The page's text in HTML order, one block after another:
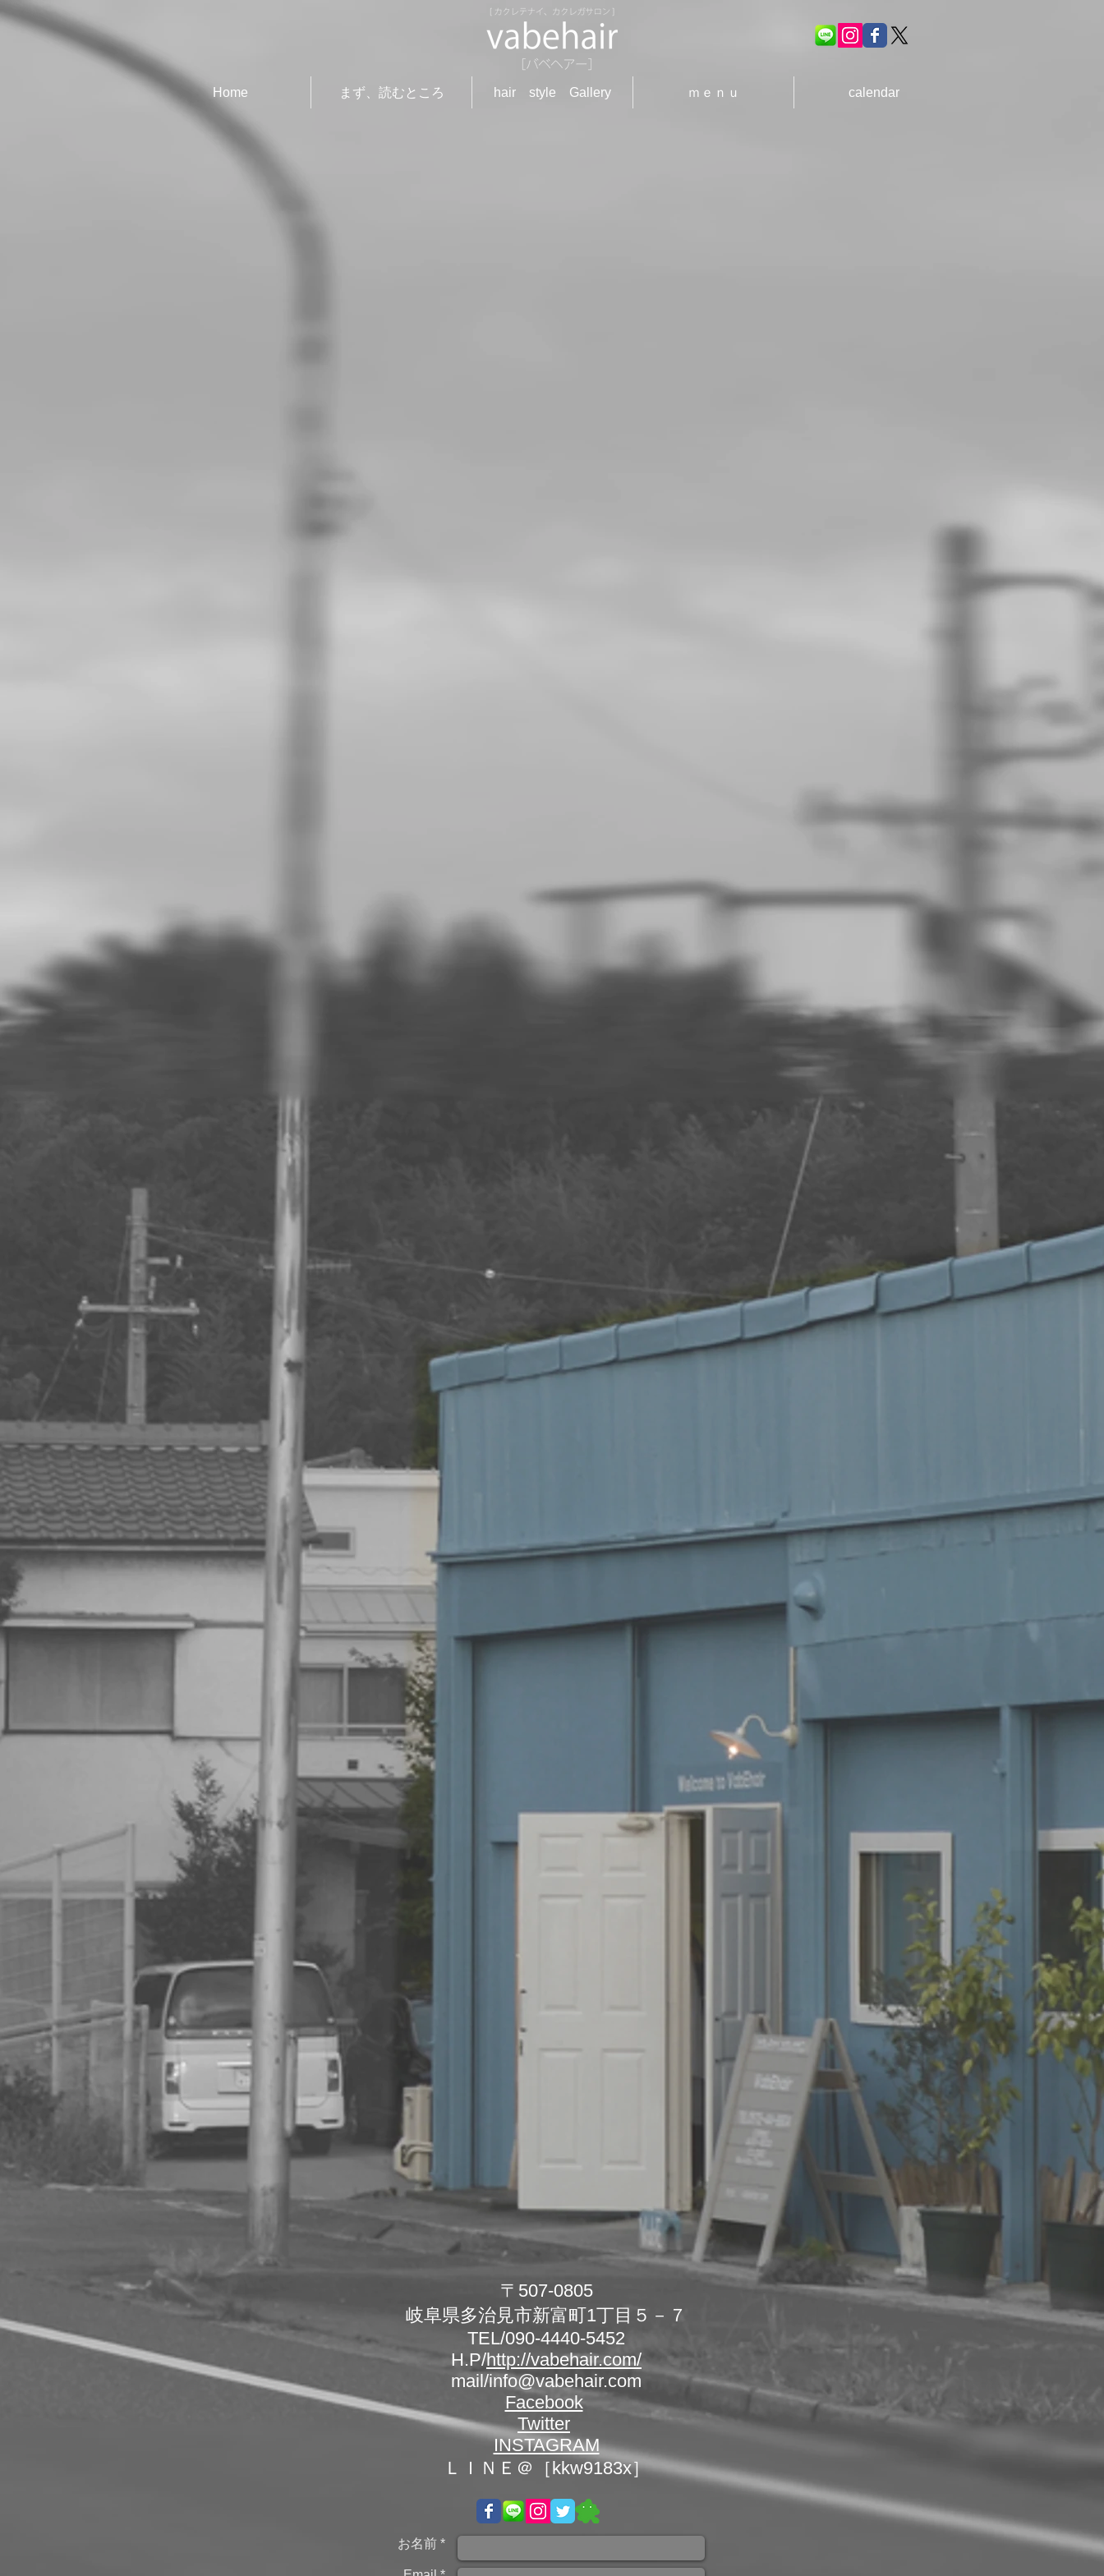
Home まず、読むところ hair style Gallery ｍｅｎｕ calendar
〒507-0805
岐阜県多治見市新富町1丁目５－７
TEL/090-4440-5452
H.P/http://vabehair.com/
mail/info@vabehair.com
Facebook
Twitter
INSTAGRAM
ＬＩＮＥ＠［kkw9183x］
お名前 *